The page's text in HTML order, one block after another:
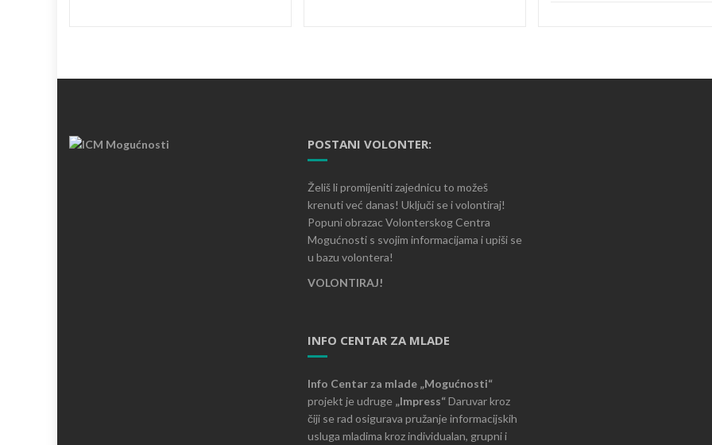
POSTANI VOLONTER:
Želiš li promijeniti zajednicu to možeš
krenuti već danas! Uključi se i volontiraj!
Popuni obrazac Volonterskog Centra
Mogućnosti s svojim informacijama i upiši se
u bazu volontera!
VOLONTIRAJ!
INFO CENTAR ZA MLADE
Info Centar za mlade „Mogućnosti“
projekt je udruge „Impress“Daruvar kroz
čiji se rad osigurava pružanje informacijskih
usluga mladima kroz individualan, grupni i